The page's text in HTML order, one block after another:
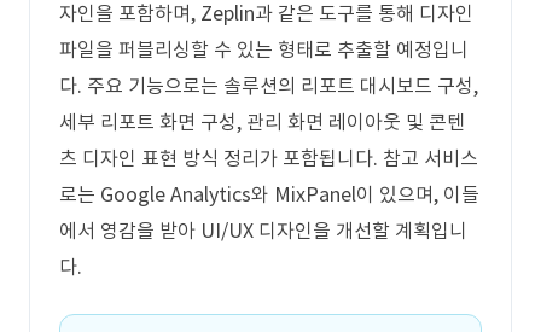
자인을 포함하며, Zeplin과 같은 도구를 통해 디자인
파일을 퍼블리싱할 수 있는 형태로 추출할 예정입니
다. 주요 기능으로는 솔루션의 리포트 대시보드 구성,
세부 리포트 화면 구성, 관리 화면 레이아웃 및 콘텐
츠 디자인 표현 방식 정리가 포함됩니다. 참고 서비스
로는 Google Analytics와 MixPanel이 있으며, 이들
에서 영감을 받아 UI/UX 디자인을 개선할 계획입니
다.